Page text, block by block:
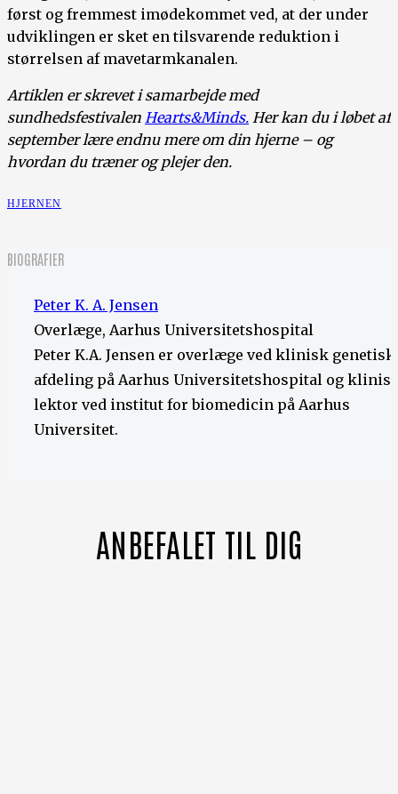
først og fremmest imødekommet ved, at der under
udviklingen er sket en tilsvarende reduktion i
størrelsen af mavetarmkanalen.
Artiklen er skrevet i samarbejde med
sundhedsfestivalen Hearts&Minds. Her kan du i løbet af
september lære endnu mere om din hjerne – og
hvordan du træner og plejer den.
HJERNEN
BIOGRAFIER
Peter K. A. Jensen
Overlæge, Aarhus Universitetshospital
Peter K.A. Jensen er overlæge ved klinisk genetisk
afdeling på Aarhus Universitetshospital og
lektor ved institut for biomedicin på Aarhus
Universitet.
ANBEFALET TIL DIG